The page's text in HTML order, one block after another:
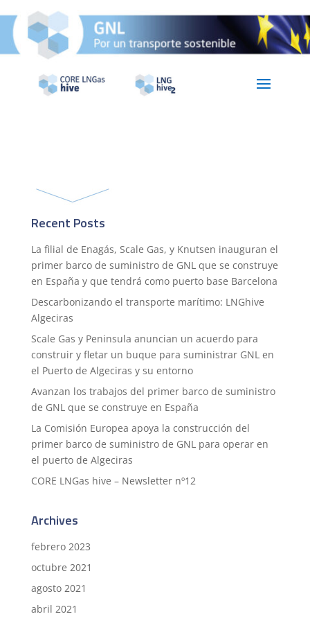
Recent Posts
La filial de Enagás, Scale Gas, y Knutsen inauguran el
primer barco de suministro de GNL que se construye
en España y que tendrá como puerto base Barcelona
Descarbonizando el transporte marítimo: LNGhive
Algeciras
Scale Gas y Peninsula anuncian un acuerdo para
construir y fletar un buque para suministrar GNL en
el Puerto de Algeciras y su entorno
Avanzan los trabajos del primer barco de suministro
de GNL que se construye en España
La Comisión Europea apoya la construcción del
primer barco de suministro de GNL para operar en
el puerto de Algeciras
CORE LNGas hive – Newsletter nº12
Archives
febrero 2023
octubre 2021
agosto 2021
abril 2021